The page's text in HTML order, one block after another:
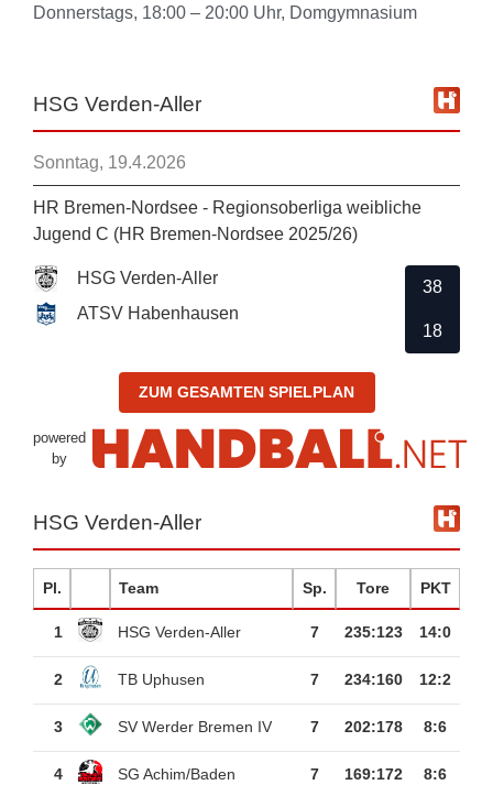
Donnerstags, 18:00 – 20:00 Uhr, Domgymnasium
HSG Verden-Aller
Sonntag, 19.4.2026
HR Bremen-Nordsee - Regionsoberliga weibliche
Jugend C (HR Bremen-Nordsee 2025/26)
HSG Verden-Aller
ATSV Habenhausen
38
18
ZUM GESAMTEN SPIELPLAN
powered
by
HSG Verden-Aller
Pl. Team Sp. Tore PKT
1 HSG Verden-Aller 7 235:123 14:0
2 TB Uphusen 7 234:160 12:2
3 SV Werder Bremen IV 7 202:178 8:6
4 SG Achim/Baden 7 169:172 8:6